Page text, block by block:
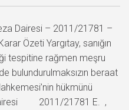
Dairesi – 2011/21781 –
Özeti Yargıtay, sanığın
tespitine rağmen meşru
bulundurulmaksızın beraat
hükmünü
2011/21781 E. ,